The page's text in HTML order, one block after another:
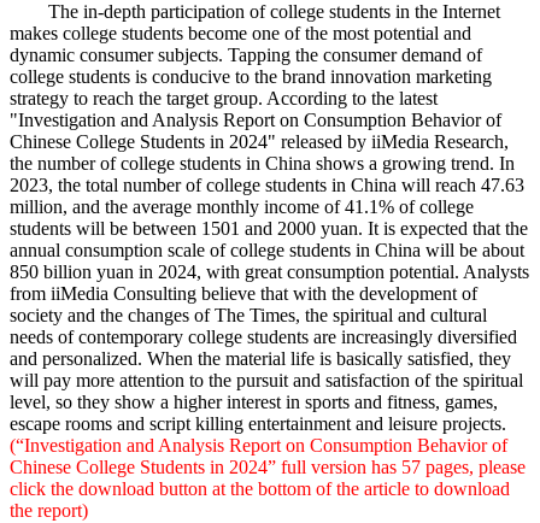
The in-depth participation of college students in the Internet
makes college students become one of the most potential and
dynamic consumer subjects. Tapping the consumer demand of
college students is conducive to the brand innovation marketing
strategy to reach the target group. According to the latest
"Investigation and Analysis Report on Consumption Behavior of
Chinese College Students in 2024" released by iiMedia Research,
the number of college students in China shows a growing trend. In
2023, the total number of college students in China will reach 47.63
million, and the average monthly income of 41.1% of college
students will be between 1501 and 2000 yuan. It is expected that the
annual consumption scale of college students in China will be about
850 billion yuan in 2024, with great consumption potential. Analysts
from iiMedia Consulting believe that with the development of
society and the changes of The Times, the spiritual and cultural
needs of contemporary college students are increasingly diversified
and personalized. When the material life is basically satisfied, they
will pay more attention to the pursuit and satisfaction of the spiritual
level, so they show a higher interest in sports and fitness, games,
escape rooms and script killing entertainment and leisure projects.
(“Investigation and Analysis Report on Consumption Behavior of
Chinese College Students in 2024” full version has 57 pages, please
click the download button at the bottom of the article to download
the report)